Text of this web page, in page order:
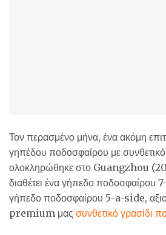
Τον περασμένο μήνα, ένα ακόμη
γηπέδου ποδοσφαίρου με συνθετικό
ολοκληρώθηκε στο Guangzhou
διαθέτει ένα γήπεδο ποδοσφαίρου
γήπεδο ποδοσφαίρου 5-a-side,
premium μας συνθετικό γρασίδι